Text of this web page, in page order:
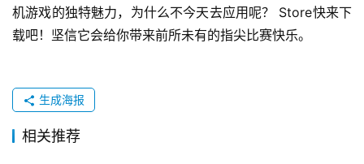
机游戏的独特魅力，为什么不今天去应用呢？ Store快来下
载吧！坚信它会给你带来前所未有的指尖比赛快乐。
生成海报
相关推荐